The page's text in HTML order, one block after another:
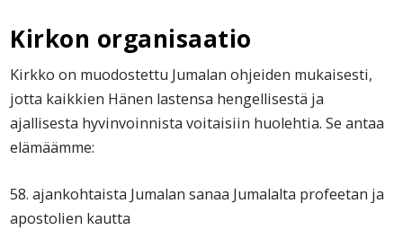
Kirkon organisaatio
Kirkko on muodostettu Jumalan ohjeiden mukaisesti,
jotta kaikkien Hänen lastensa hengellisestä ja
ajallisesta hyvinvoinnista voitaisiin huolehtia. Se antaa
elämäämme:
58. ajankohtaista Jumalan sanaa Jumalalta profeetan ja
apostolien kautta